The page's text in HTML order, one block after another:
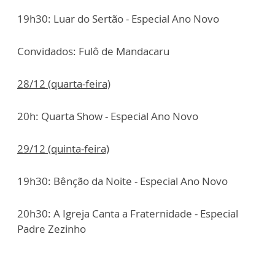
19h30: Luar do Sertão - Especial Ano Novo
Convidados: Fulô de Mandacaru
28/12 (quarta-feira)
20h: Quarta Show - Especial Ano Novo
29/12 (quinta-feira)
19h30: Bênção da Noite - Especial Ano Novo
20h30: A Igreja Canta a Fraternidade - Especial
Padre Zezinho